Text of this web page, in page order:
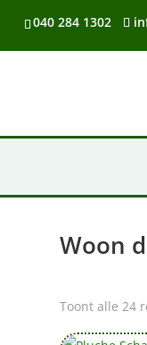
040 284 1302
Woon
Toont alle 24